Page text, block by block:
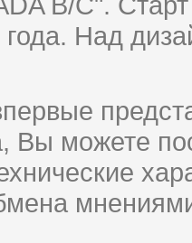
года. Над
Вы можете